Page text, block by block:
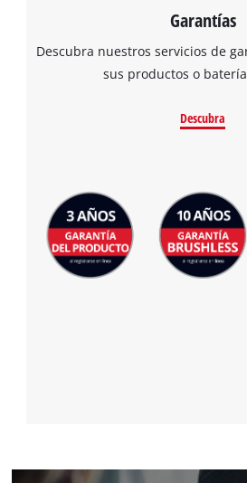
Garantías
Descubra nuestros servicios de
sus productos o
Descubra